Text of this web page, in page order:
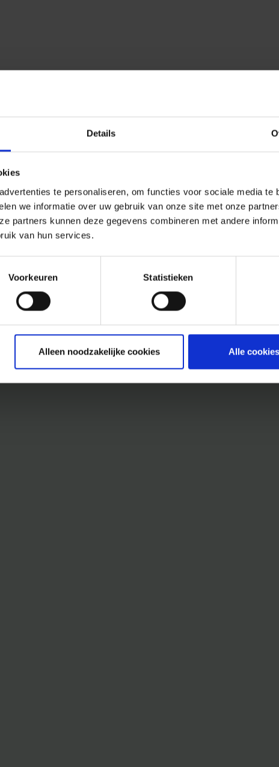
Details
te personaliseren, om functies voor sociale media te
we informatie over uw gebruik van onze site met onze
partners kunnen deze gegevens combineren met andere
van hun services.
Voorkeuren Statistieken
Alleen noodzakelijke cookies Alle